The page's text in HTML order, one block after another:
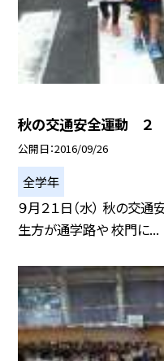
秋の交通安全運動 ２
公開日 2016/09/26
全学年
９月２１日（水） 秋の交
生方が通学路や 校門に...